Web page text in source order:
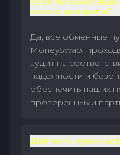
можно доверять?
Да, все обменные
MoneySwap,
аудит на
надежности и
обеспечить наших
проверенными
Для чего нужен